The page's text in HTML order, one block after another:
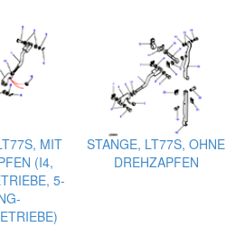
MIT
(I4,
5-
STANGE, LT77S, OHNE
DREHZAPFEN